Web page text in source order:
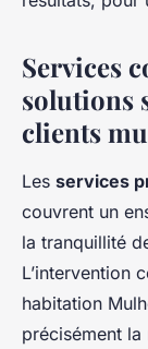
Services
solutions
clients
Les services
couvrent un
la tranquillité
L’intervention
habitation
précisément la